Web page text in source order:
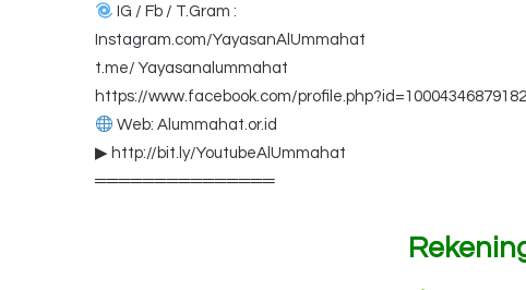
IG / Fb / T.Gram :
Instagram.com/YayasanAlUmmahat
t.me/ Yayasanalummahat
https://www.facebook.com/
Web: Alummahat.or.id
▶ http://bit.ly/YoutubeAlUmmahat
═══════════════